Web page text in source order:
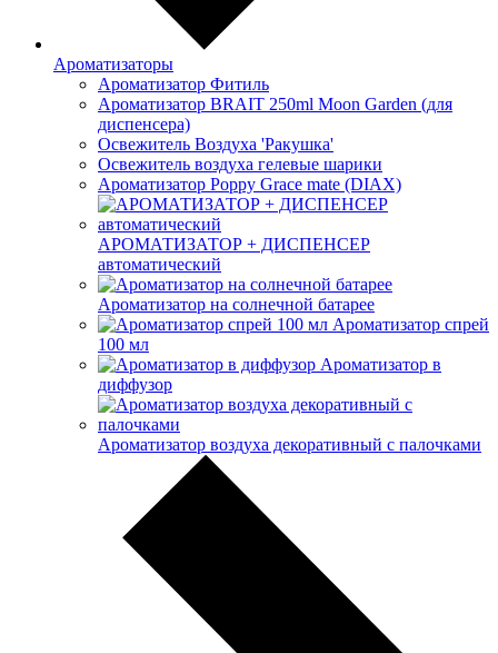
Ароматизаторы
Ароматизатор Фитиль
Ароматизатор BRAIT 250ml Moon Garden (для
диспенсера)
Освежитель Воздуха 'Ракушка'
Освежитель воздуха гелевые шарики
Ароматизатор Poppy Grace mate (DIAX)
АРОМАТИЗАТОР + ДИСПЕНСЕР
автоматический
Ароматизатор на солнечной батарее
Ароматизатор спрей
100 мл
Ароматизатор в
диффузор
Ароматизатор воздуха декоративный с палочками